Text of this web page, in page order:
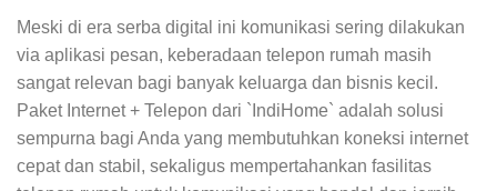
Meski di era serba digital ini komunikasi sering dilakukan
via aplikasi pesan, keberadaan telepon rumah masih
sangat relevan bagi banyak keluarga dan bisnis kecil.
Paket Internet + Telepon dari `IndiHome` adalah solusi
sempurna bagi Anda yang membutuhkan koneksi internet
cepat dan stabil, sekaligus mempertahankan fasilitas